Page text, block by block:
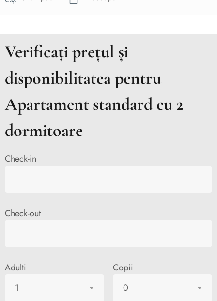
Verificați prețul și
disponibilitatea pentru
Apartament standard cu 2
dormitoare
Check-in
Check-out
Adulti Copii